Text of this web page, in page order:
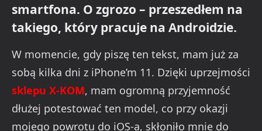
smartfona. O zgrozo – przeszedłem na
takiego, który pracuje na Androidzie.
W momencie, gdy piszę ten tekst, mam już za
sobą kilka dni z iPhone’m 11. Dzięki uprzejmości
sklepu X-KOM, mam ogromną przyjemność
dłużej potestować ten model, co przy okazji
mojego powrotu do iOS-a, skłoniło mnie do